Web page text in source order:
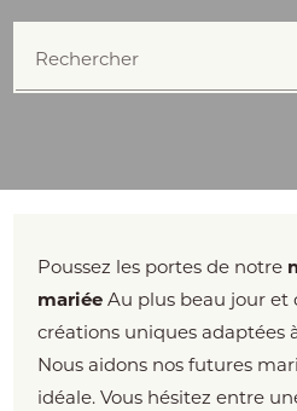
Rechercher
Poussez les portes de notre
mariée Au plus beau jour et
créations uniques adaptées
Nous aidons nos futures
idéale. Vous hésitez entre